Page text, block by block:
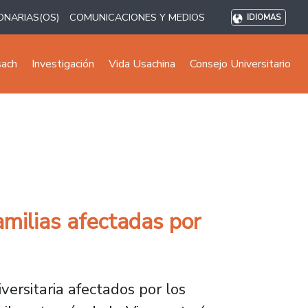
COMUNICACIONES Y MEDIOS IDIOMAS
Investigación Vida Usachina Consejo Universitario
afectadas por
afectados por los